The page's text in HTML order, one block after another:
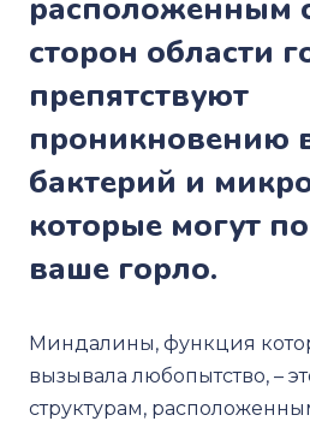
расположенным
сторон области
препятствуют
проникновению
бактерий и
которые могут
ваше горло.
Миндалины, функция
вызывала любопытство, –
структурам,